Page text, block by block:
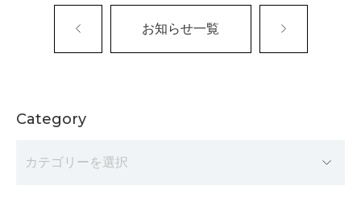
お知らせ一覧
Category